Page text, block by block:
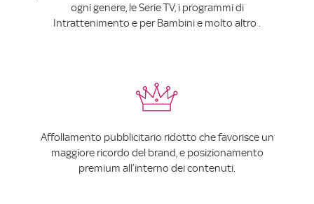
ogni genere, le Serie TV, i programmi di
Intrattenimento e per Bambini e molto altro .
Affollamento pubblicitario ridotto che favorisce un
maggiore ricordo del brand, e posizionamento
premium all’interno dei contenuti.